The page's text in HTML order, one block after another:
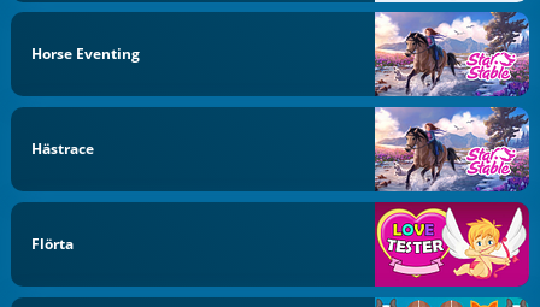
Horse Eventing
Hästrace
Flörta